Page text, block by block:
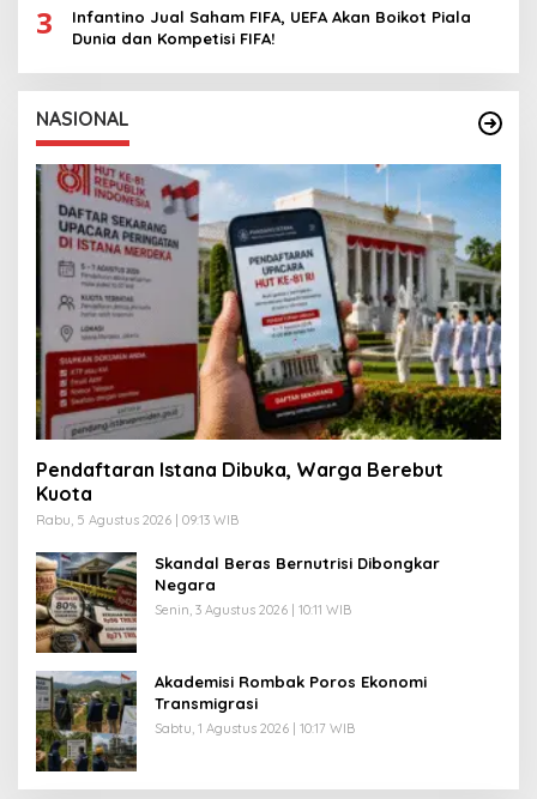
3
Infantino Jual Saham FIFA, UEFA Akan Boikot Piala
Dunia dan Kompetisi FIFA!
NASIONAL
Pendaftaran Istana Dibuka, Warga Berebut
Kuota
Rabu, 5 Agustus 2026 | 09:13 WIB
Skandal Beras Bernutrisi Dibongkar
Negara
Senin, 3 Agustus 2026 | 10:11 WIB
Akademisi Rombak Poros Ekonomi
Transmigrasi
Sabtu, 1 Agustus 2026 | 10:17 WIB